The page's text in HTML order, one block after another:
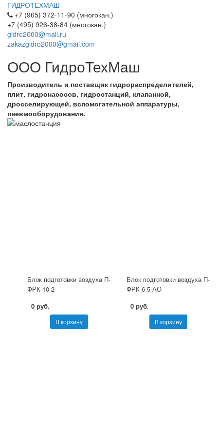
ГИДРОТЕХМАШ
+7 (965) 372-11-90 (многокан.)
+7 (495) 926-38-84 (многокан.)
gidro2000@mail.ru
zakazgidro2000@gmail.com
ООО ГидроТехМаш
Производитель и поставщик гидрораспределителей,
плит, гидронасосов, гидростанций, клапанной,
дросселирующей, вспомогательной аппаратуры,
пневмооборудования.
Блок подготовки воздуха П-
ФРК-10-2
0 руб.
В корзину
Блок подготовки воздуха П-
ФРК-6-5-АО
0 руб.
В корзину